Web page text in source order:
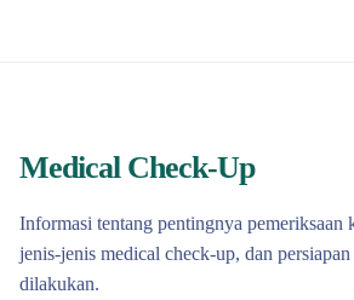
Medical Check-Up
Informasi tentang pentingnya pemeriksaan
jenis-jenis medical check-up, dan
dilakukan.